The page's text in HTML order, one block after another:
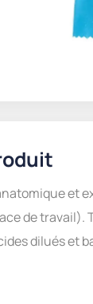
et
de travail).
dilués et